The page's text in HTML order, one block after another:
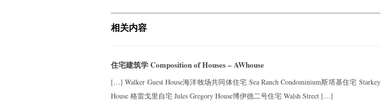
相关内容
住宅建筑学 Composition of Houses – AWhouse
[…] Walker Guest House海洋牧场共同体住宅 Sea Ranch Condominium斯塔基住宅 Starkey
House 格雷戈里自宅 Jules Gregory House博伊德二号住宅 Walsh Street […]